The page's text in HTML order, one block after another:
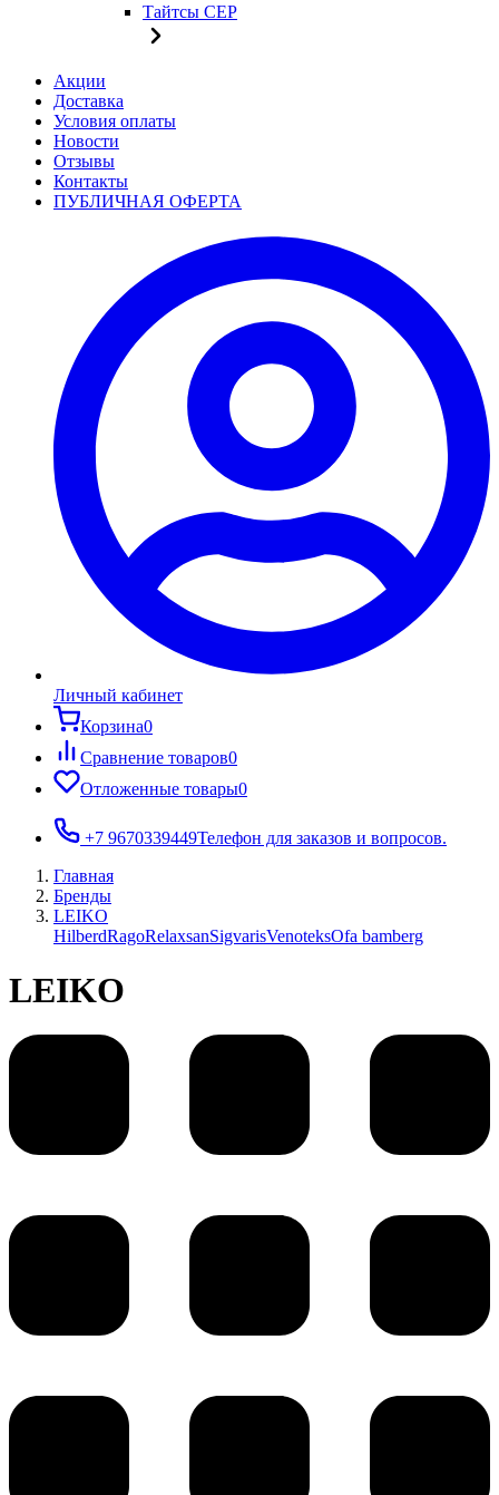
Тайтсы CEP
Акции
Доставка
Условия оплаты
Новости
Отзывы
Контакты
ПУБЛИЧНАЯ ОФЕРТА
Личный кабинет
Корзина0
Сравнение товаров0
Отложенные товары0
+7 9670339449Телефон для заказов и вопросов.
Главная
Бренды
LEIKO
HilberdRagoRelaxsanSigvarisVenoteksOfa bamberg
LEIKO